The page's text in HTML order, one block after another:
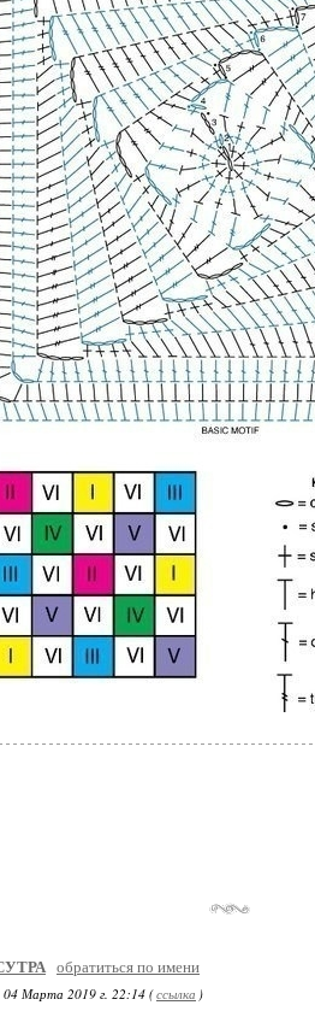
обратиться по имени
04 Марта 2019 г. 22:14 (ссылка )